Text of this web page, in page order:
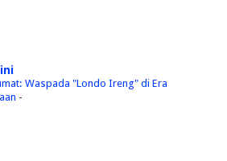
Waspada "Londo Ireng" di Era
-